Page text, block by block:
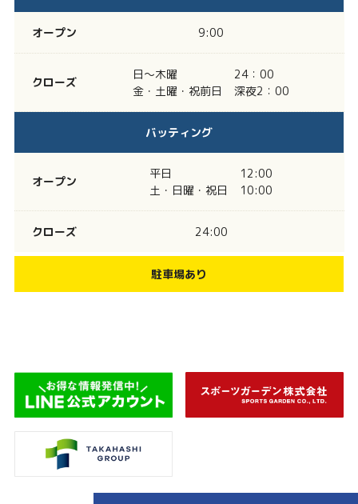
オープン 9:00
クローズ
日～木曜
24：00
金・土曜・祝前日
深夜2：00
バッティング
オープン
平日
12:00
土・日曜・祝日
10:00
クローズ 24:00
駐車場あり